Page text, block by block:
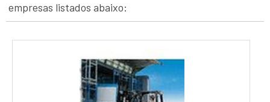
empresas listados abaixo: